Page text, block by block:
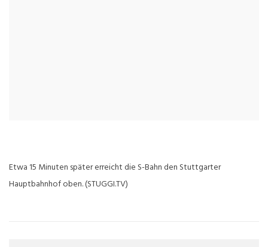
Etwa 15 Minuten später erreicht die S-Bahn den Stuttgarter
Hauptbahnhof oben. (STUGGI.TV)